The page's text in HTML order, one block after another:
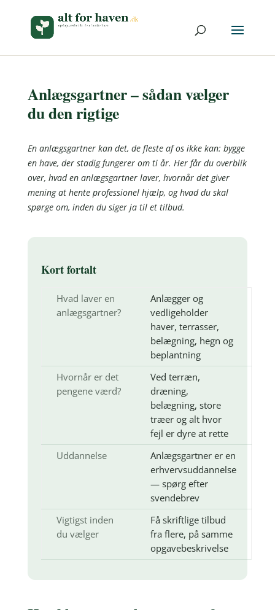
Anlægsgartner – sådan vælger
du den rigtige
En anlægsgartner kan det, de fleste af os ikke kan: bygge
en have, der stadig fungerer om ti år. Her får du overblik
over, hvad en anlægsgartner laver, hvornår det giver
mening at hente professionel hjælp, og hvad du skal
spørge om, inden du siger ja til et tilbud.
Kort fortalt
Hvad laver en
anlægsgartner?
Anlægger og
vedligeholder
haver, terrasser,
belægning, hegn og
beplantning
Hvornår er det
pengene værd?
Ved terræn,
dræning,
belægning, store
træer og alt hvor
fejl er dyre at rette
Uddannelse
Anlægsgartner er en
erhvervsuddannelse
— spørg efter
svendebrev
Vigtigst inden
du vælger
Få skriftlige tilbud
fra flere, på samme
opgavebeskrivelse